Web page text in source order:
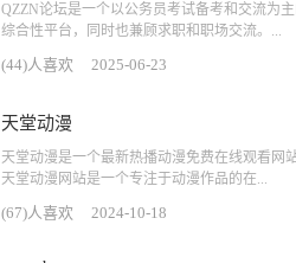
QZZN论坛是一个以公务员考试备考和交流为主
综合性平台，同时也兼顾求职和职场交流。...
(44)人喜欢 2025-06-23
天堂动漫
天堂动漫是一个最新热播动漫免费在线观看网站
天堂动漫网站是一个专注于动漫作品的在...
(67)人喜欢 2024-10-18